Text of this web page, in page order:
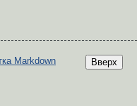
Вверх
Markdown